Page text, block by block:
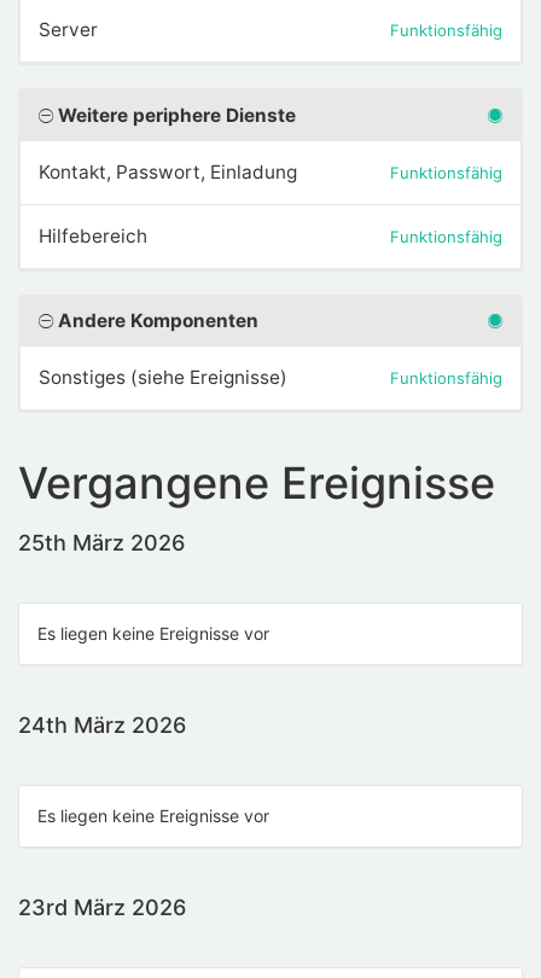
Server Funktionsfähig
Weitere periphere Dienste
Kontakt, Passwort, Einladung Funktionsfähig
Hilfebereich Funktionsfähig
Andere Komponenten
Sonstiges (siehe Ereignisse) Funktionsfähig
Vergangene Ereignisse
25th März 2026
Es liegen keine Ereignisse vor
24th März 2026
Es liegen keine Ereignisse vor
23rd März 2026